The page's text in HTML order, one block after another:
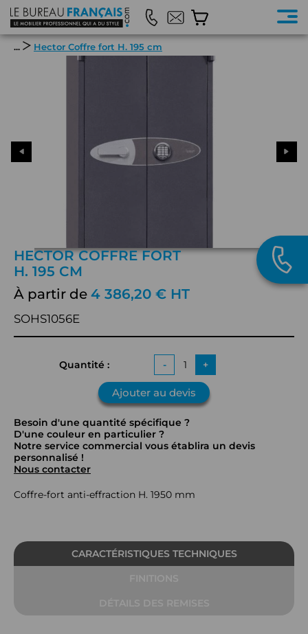
... Hector Coffre fort H. 195 cm
HECTOR COFFRE FORT
H. 195 CM
À partir de 4 386,20 € HT
SOHS1056E
Quantité : - +
Ajouter au devis
Besoin d'une quantité spécifique ?
D'une couleur en particulier ?
Notre service commercial vous établira un devis
personnalisé !
Nous contacter
Coffre-fort anti-effraction H. 1950 mm
CARACTÉRISTIQUES TECHNIQUES